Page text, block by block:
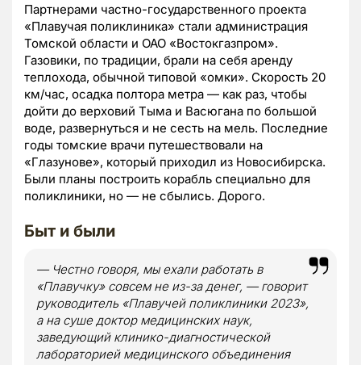
Партнерами частно-государственного проекта
«Плавучая поликлиника» стали администрация
Томской области и ОАО «Востокгазпром».
Газовики, по традиции, брали на себя аренду
теплохода, обычной типовой «омки». Скорость 20
км/час, осадка полтора метра — как раз, чтобы
дойти до верховий Тыма и Васюгана по большой
воде, развернуться и не сесть на мель. Последние
годы томские врачи путешествовали на
«Глазунове», который приходил из Новосибирска.
Были планы построить корабль специально для
поликлиники, но — не сбылись. Дорого.
Быт и были
— Честно говоря, мы ехали работать в
«Плавучку» совсем не из-за денег, — говорит
руководитель «Плавучей поликлиники 2023»,
а на суше доктор медицинских наук,
заведующий клинико-диагностической
лабораторией медицинского объединения